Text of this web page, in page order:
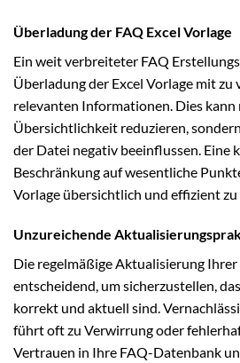
Überladung der FAQ Excel Vorlage
Ein weit verbreiteter FAQ
Überladung der Excel Vorlage mit
relevanten Informationen. Dies kann
Übersichtlichkeit reduzieren,
der Datei negativ beeinflussen. Eine
Beschränkung auf wesentliche
Vorlage übersichtlich und effizient zu
Unzureichende
Die regelmäßige Aktualisierung Ihrer
entscheidend, um sicherzustellen,
korrekt und aktuell sind.
führt oft zu Verwirrung oder
Vertrauen in Ihre FAQ-Datenbank